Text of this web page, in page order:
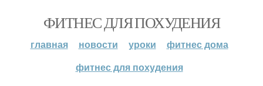
ФИТНЕС ДЛЯ ПОХУДЕНИЯ
главная новости уроки
фитнес дома
фитнес для похудения